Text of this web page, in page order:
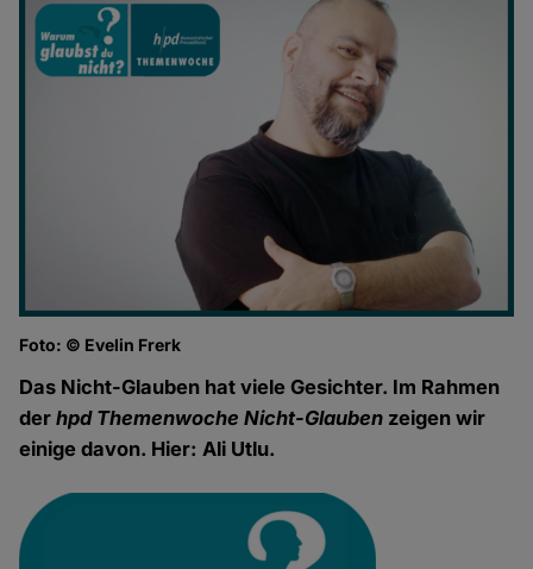
Foto: © Evelin Frerk
Das Nicht-Glauben hat viele Gesichter. Im Rahmen
derhpd Themenwoche Nicht-Glauben zeigen wir
einige davon. Hier: Ali Utlu.